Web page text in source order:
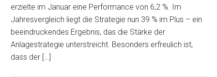
erzielte im Januar eine Performance von 6,2 %. Im
Jahresvergleich liegt die Strategie nun 39 % im Plus – ein
beeindruckendes Ergebnis, das die Stärke der
Anlagestrategie unterstreicht. Besonders erfreulich ist,
dass der […]